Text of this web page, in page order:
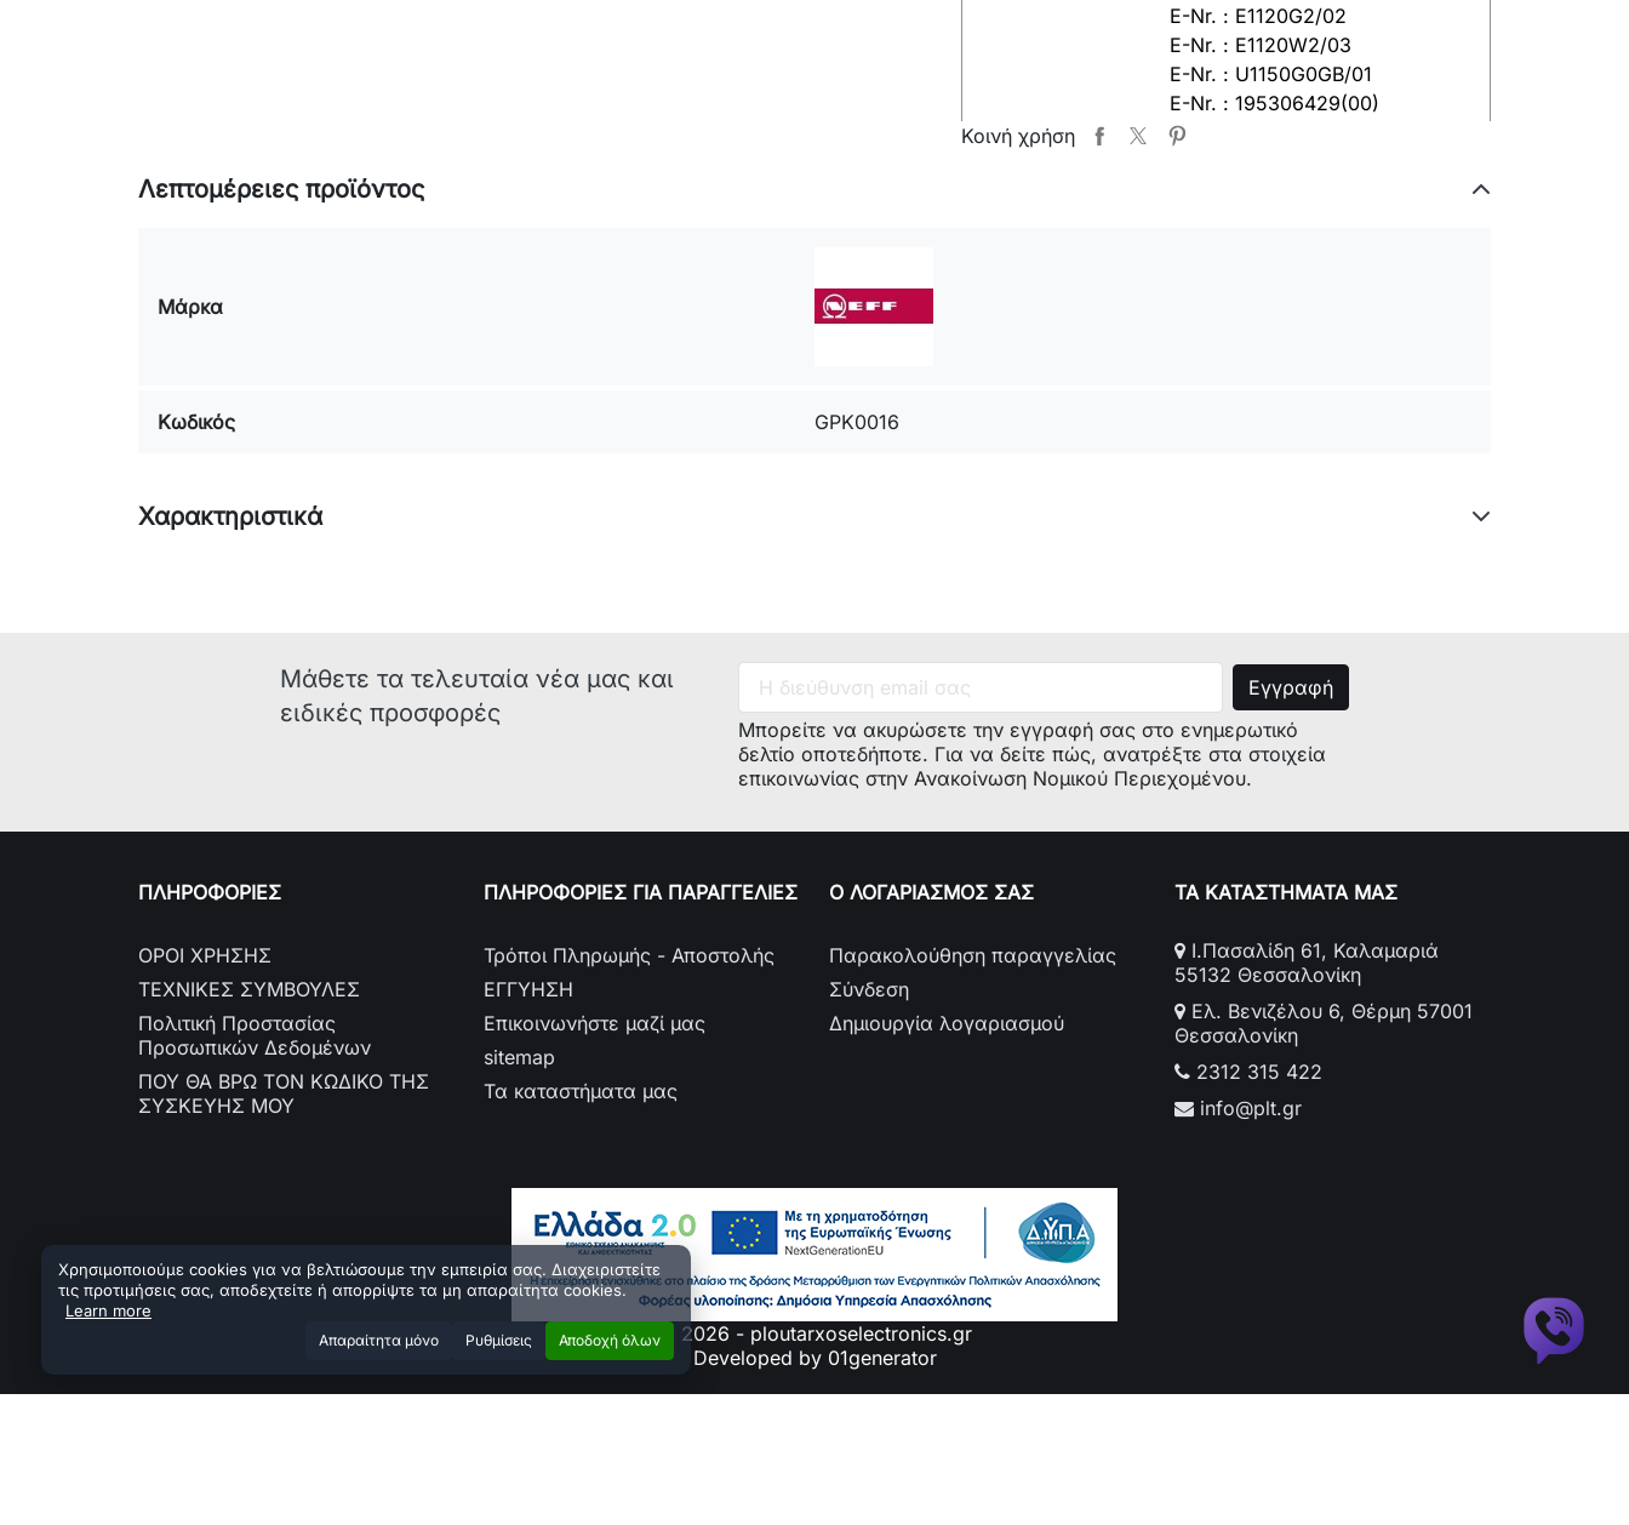
E-Nr. : E1120G2/02
E-Nr. : E1120W2/03
E-Nr. : U1150G0GB/01
E-Nr. : 195306429(00)
E-Nr. : 195307054(00)
Κοινή χρήση
Λεπτομέρειες προϊόντος
Μάρκα
Κωδικός GPK0016
Χαρακτηριστικά
Μάθετε τα τελευταία νέα μας και
ειδικές προσφορές
Μπορείτε να ακυρώσετε την εγγραφή σας στο ενημερωτικό
δελτίο οποτεδήποτε. Για να δείτε πώς, ανατρέξτε στα στοιχεία
επικοινωνίας στην Ανακοίνωση Νομικού Περιεχομένου.
ΠΛΗΡΟΦΟΡΙΕΣ
ΟΡΟΙ ΧΡΗΣΗΣ
ΤΕΧΝΙΚΕΣ ΣΥΜΒΟΥΛΕΣ
Πολιτική Προστασίας
Προσωπικών Δεδομένων
ΠΟΥ ΘΑ ΒΡΩ ΤΟΝ ΚΩΔΙΚΟ ΤΗΣ
ΣΥΣΚΕΥΗΣ ΜΟΥ
ΠΛΗΡΟΦΟΡΙΕΣ ΓΙΑ ΠΑΡΑΓΓΕΛΙΕΣ
Τρόποι Πληρωμής - Αποστολής
ΕΓΓΥΗΣΗ
Επικοινωνήστε μαζί μας
sitemap
Τα καταστήματα μας
Ο ΛΟΓΑΡΙΑΣΜΟΣ ΣΑΣ
Παρακολούθηση παραγγελίας
Σύνδεση
Δημιουργία λογαριασμού
ΤΑ ΚΑΤΑΣΤΗΜΑΤΑ ΜΑΣ
Ι.Πασαλίδη 61, Καλαμαριά
55132 Θεσσαλονίκη
Ελ. Βενιζέλου 6, Θέρμη 57001
Θεσσαλονίκη
2312 315 422
info@plt.gr
Χρησιμοποιούμε cookies για να βελτιώσουμε την εμπειρία σας. Διαχειριστείτε
τις προτιμήσεις σας, αποδεχτείτε ή απορρίψτε τα μη απαραίτητα cookies.
Learn more
Aπαραίτητα μόνο Ρυθμίσεις Αποδοχή όλων© 2026 - ploutarxoselectronics.gr
Developed by 01generator